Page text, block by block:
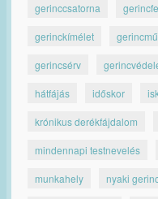
gerinccsatorna
gerinckímélet
gerincsérv
hátfájás időskor
krónikus derékfájdalom
mindennapi testnevelés
munkahely nyaki